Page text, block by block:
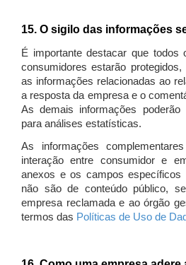
15. O sigilo das informações
É importante destacar que todos
consumidores estarão
as informações relacionadas ao
a resposta da empresa e o
As demais informações poderão
para análises estatísticas.
As informações
interação entre consumidor e
anexos e os campos específicos
não são de conteúdo público,
empresa reclamada e ao órgão
termos das Políticas de Uso de